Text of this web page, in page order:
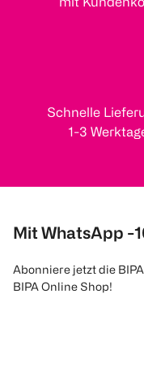
Schnelle
1-3
Mit WhatsApp -
Abonniere jetzt die
BIPA Online Shop!